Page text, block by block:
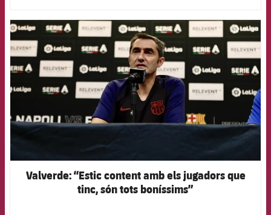
FCB Barcelona badge
Valverde: “Estic content amb els jugadors que
tinc, són tots boníssims”